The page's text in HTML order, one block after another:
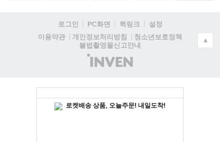
로그인 PC화면 퀵링크
설정
이용약관
개인정보처리방침
청소년보호정책
불법촬영물신고안내
(주)
인
▲